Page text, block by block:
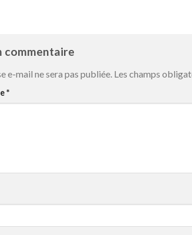
commentaire
e-mail ne sera pas publiée. Les champs
*